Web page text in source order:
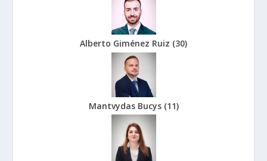
Alberto Giménez Ruiz (30)
Mantvydas Bucys (11)